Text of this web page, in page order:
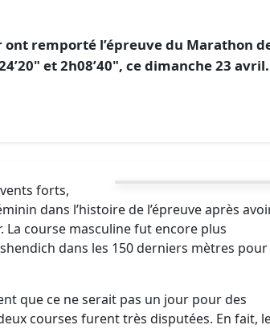
remporté l’épreuve du Marathon
et 2h08’40", ce dimanche 23 avril.
forts,
dans l’histoire de l’épreuve après
La course masculine fut encore plus
dans les 150 derniers mètres pour
que ce ne serait pas un jour pour des
courses furent très disputées. En fait,